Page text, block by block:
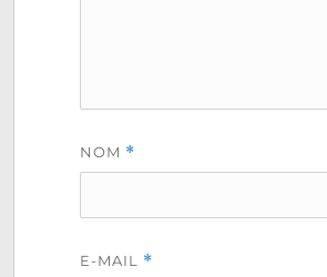
NOM *
E-MAIL *